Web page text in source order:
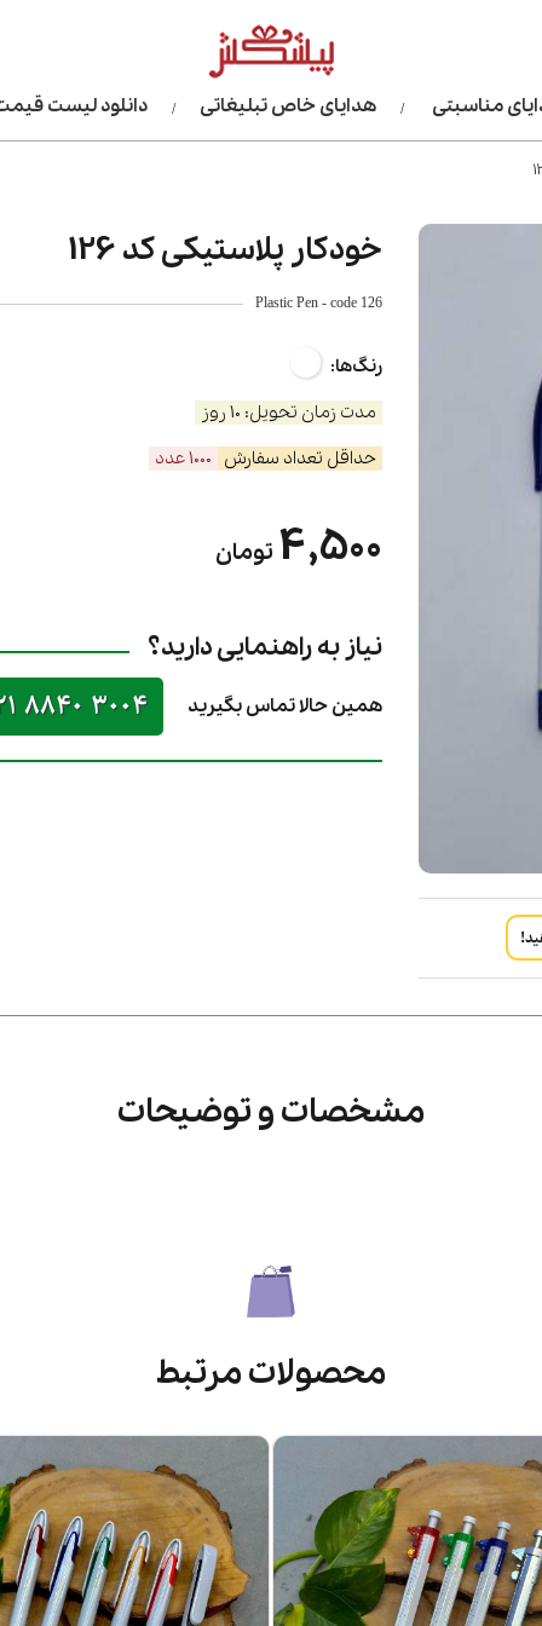
مناسبتی هدایای خاص تبلیغاتی دانلود لیست
خودکار پلاستیکی کد 126
Plastic Pen - code 126
رنگ‌ها:
مدت زمان تحویل: 10 روز
حداقل تعداد سفارش 1000 عدد
4,500 تومان
نیاز به راهنمایی دارید؟
همین حالا تماس بگیرید 8840 3004
مشخصات و توضیحات
محصولات مرتبط